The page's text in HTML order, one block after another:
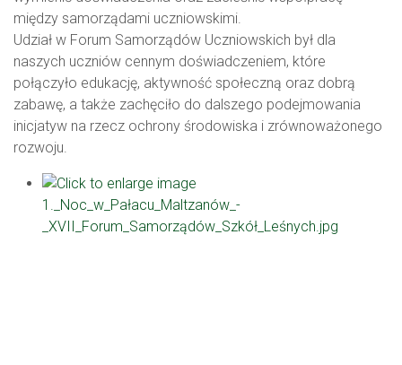
między samorządami uczniowskimi.
Udział w Forum Samorządów Uczniowskich był dla
naszych uczniów cennym doświadczeniem, które
połączyło edukację, aktywność społeczną oraz dobrą
zabawę, a także zachęciło do dalszego podejmowania
inicjatyw na rzecz ochrony środowiska i zrównoważonego
rozwoju.